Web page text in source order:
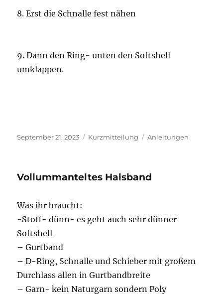
8. Erst die Schnalle fest nähen
9. Dann den Ring- unten den Softshell
umklappen.
Veröffentlicht
September 21, 2023 Format
Kurzmitteilung Kategorien
Anleitungen
Vollummanteltes Halsband
Was ihr braucht:
-Stoff- dünn- es geht auch sehr dünner
Softshell
– Gurtband
– D-Ring, Schnalle und Schieber mit großem
Durchlass allen in Gurtbandbreite
– Garn- kein Naturgarn sondern Poly